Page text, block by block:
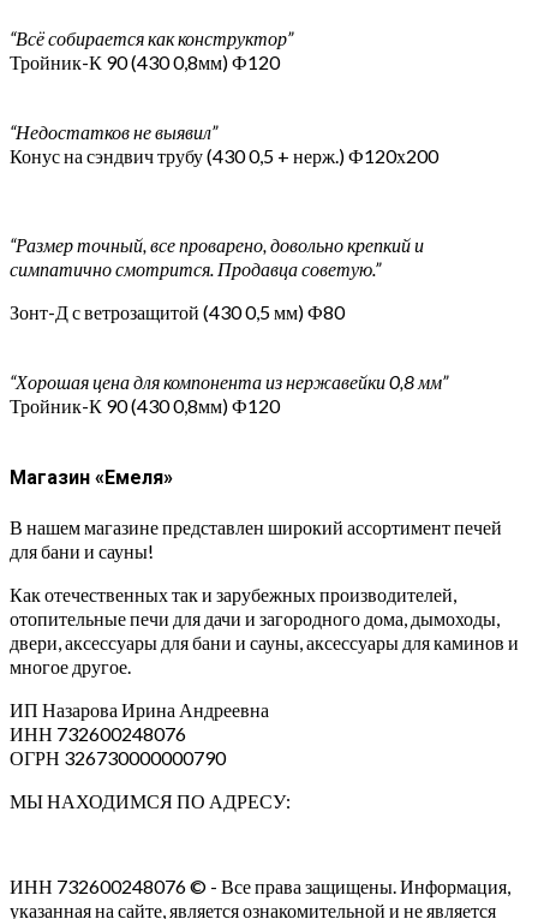
“Всё собирается как конструктор”
Тройник-К 90 (430 0,8мм) Ф120
“Недостатков не выявил”
Конус на сэндвич трубу (430 0,5 + нерж.) Ф120х200
“Размер точный, все проварено, довольно крепкий и
симпатично смотрится. Продавца советую.”
Зонт-Д с ветрозащитой (430 0,5 мм) Ф80
“Хорошая цена для компонента из нержавейки 0,8 мм”
Тройник-К 90 (430 0,8мм) Ф120
Магазин «Емеля»
В нашем магазине представлен широкий ассортимент печей
для бани и сауны!
Как отечественных так и зарубежных производителей,
отопительные печи для дачи и загородного дома, дымоходы,
двери, аксессуары для бани и сауны, аксессуары для каминов и
многое другое.
ИП Назарова Ирина Андреевна⁠
ИНН 732600248076
ОГРН 326730000000790
МЫ НАХОДИМСЯ ПО АДРЕСУ:
ИНН 732600248076 © - Все права защищены. Информация,
указанная на сайте, является ознакомительной и не является